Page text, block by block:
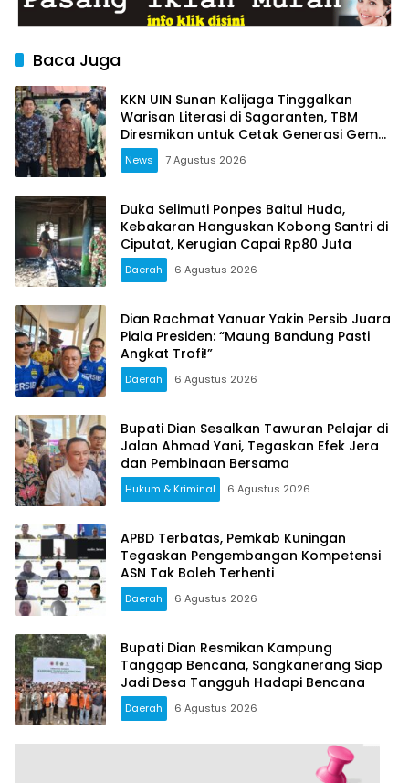
Baca Juga
KKN UIN Sunan Kalijaga Tinggalkan
Warisan Literasi di Sagaranten, TBM
Diresmikan untuk Cetak Generasi Gemar
Membaca
News 7 Agustus 2026
Duka Selimuti Ponpes Baitul Huda,
Kebakaran Hanguskan Kobong Santri di
Ciputat, Kerugian Capai Rp80 Juta
Daerah 6 Agustus 2026
Dian Rachmat Yanuar Yakin Persib Juara
Piala Presiden: “Maung Bandung Pasti
Angkat Trofi!”
Daerah 6 Agustus 2026
Bupati Dian Sesalkan Tawuran Pelajar di
Jalan Ahmad Yani, Tegaskan Efek Jera
dan Pembinaan Bersama
Hukum & Kriminal 6 Agustus 2026
APBD Terbatas, Pemkab Kuningan
Tegaskan Pengembangan Kompetensi
ASN Tak Boleh Terhenti
Daerah 6 Agustus 2026
Bupati Dian Resmikan Kampung
Tanggap Bencana, Sangkanerang Siap
Jadi Desa Tangguh Hadapi Bencana
Daerah 6 Agustus 2026